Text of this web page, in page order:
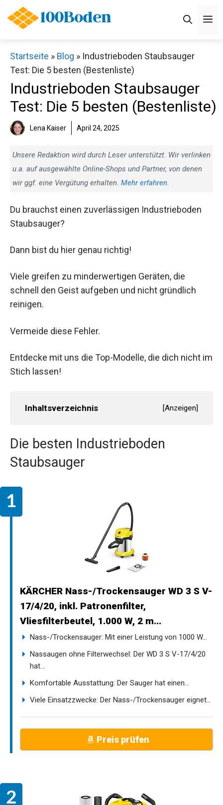
Inhalt
Startseite » Blog » Industrieboden Staubsauger
Test: Die 5 besten (Bestenliste)
Industrieboden Staubsauger
Test: Die 5 besten (Bestenliste)
Lena Kaiser April 24, 2025
Unsere Redaktion wird durch Leser unterstützt. Wir verlinken
u.a. auf ausgewählte Online-Shops und Partner, von denen
wir ggf. eine Vergütung erhalten. Mehr erfahren.
Du brauchst einen zuverlässigen Industrieboden
Staubsauger?
Dann bist du hier genau richtig!
Viele greifen zu minderwertigen Geräten, die
schnell den Geist aufgeben und nicht gründlich
reinigen.
Vermeide diese Fehler.
Entdecke mit uns die Top-Modelle, die dich nicht im
Stich lassen!
Inhaltsverzeichnis [Anzeigen]
Die besten Industrieboden
Staubsauger
KÄRCHER Nass-/Trockensauger WD 3 S V-
17/4/20, inkl. Patronenfilter,
Vliesfilterbeutel, 1.000 W, 2 m...
Nass-/Trockensauger: Mit einer Leistung von 1000 W...
Nassaugen ohne Filterwechsel: Der WD 3 S V-17/4/20
hat...
Komfortable Ausstattung: Der Sauger hat einen...
Viele Einsatzzwecke: Der Nass-/Trockensauger eignet...
Preis prüfen